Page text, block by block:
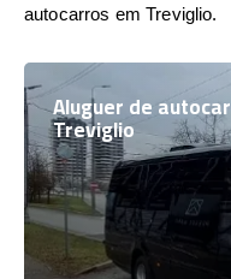
autocarros em Treviglio.
Aluguer de
Treviglio